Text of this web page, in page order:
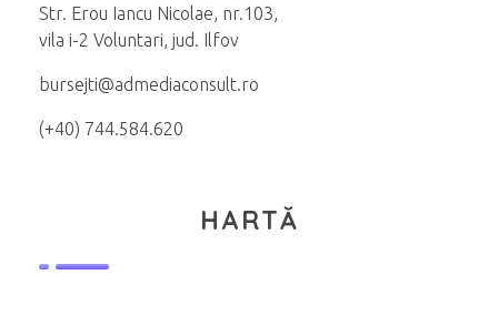
Str. Erou Iancu Nicolae, nr.103,
vila i-2 Voluntari, jud. Ilfov
bursejti@admediaconsult.ro
(+40) 744.584.620
HARTĂ